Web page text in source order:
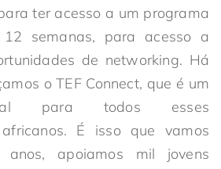
ter acesso a um programa
semanas, para acesso a
de networking. Há
o TEF Connect, que é um
para todos esses
africanos. É isso que vamos
apoiamos mil jovens